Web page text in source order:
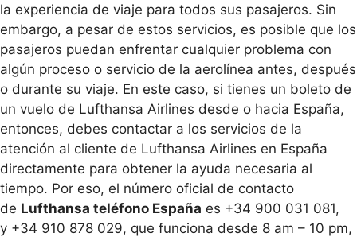
la experiencia de viaje para todos sus pasajeros. Sin
embargo, a pesar de estos servicios, es posible que los
pasajeros puedan enfrentar cualquier problema con
algún proceso o servicio de la aerolínea antes, después
o durante su viaje. En este caso, si tienes un boleto de
un vuelo de Lufthansa Airlines desde o hacia España,
entonces, debes contactar a los servicios de la
atención al cliente de Lufthansa Airlines en España
directamente para obtener la ayuda necesaria al
tiempo. Por eso, el número oficial de contacto
de Lufthansa teléfono España es +34 900 031 081,
y +34 910 878 029, que funciona desde 8 am – 10 pm,